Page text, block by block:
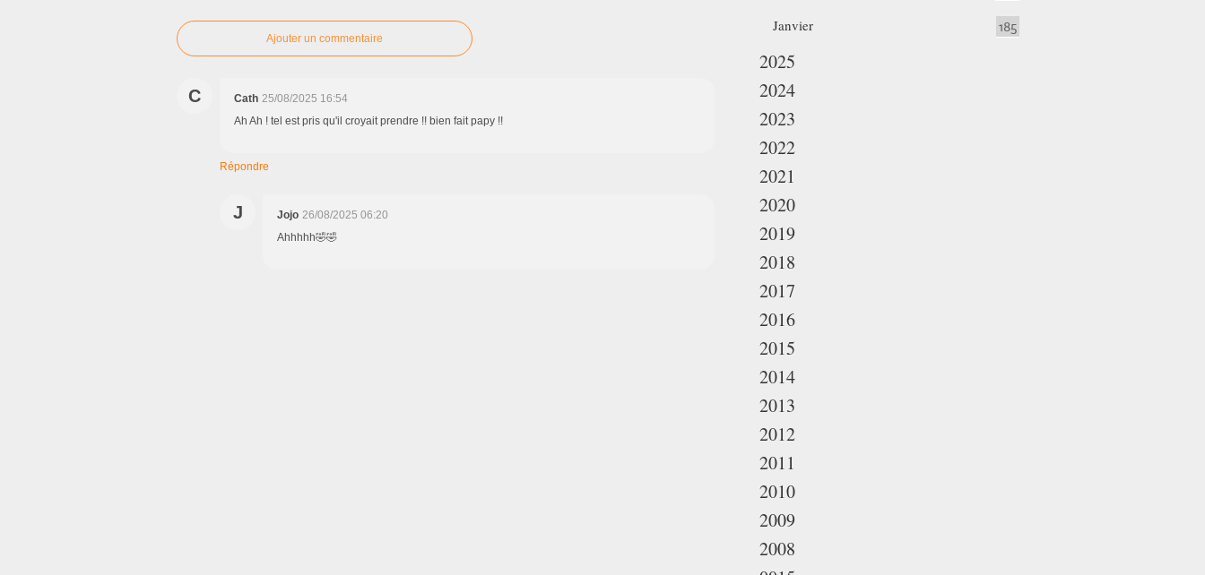
Ajouter un commentaire
C Cath 25/08/2025 16:54
Ah Ah ! tel est pris qu'il croyait prendre !! bien fait papy !!
Répondre
J Jojo 26/08/2025 06:20
Ahhhhh🤣🤣
Janvier 185
2025
2024
2023
2022
2021
2020
2019
2018
2017
2016
2015
2014
2013
2012
2011
2010
2009
2008